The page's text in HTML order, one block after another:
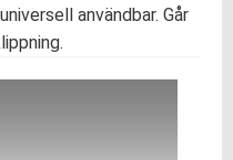
användbar. Går